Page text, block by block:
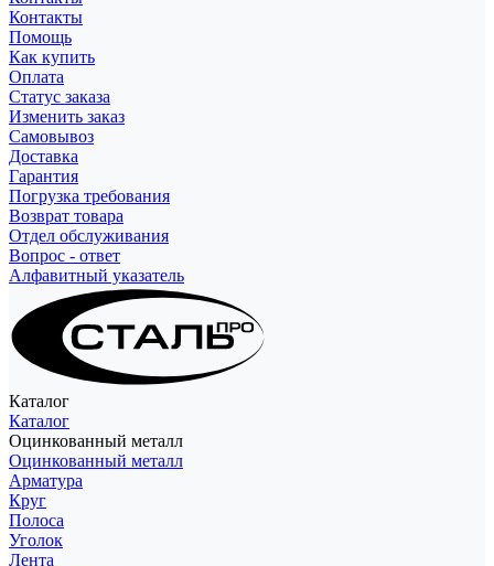
Контакты
Помощь
Как купить
Оплата
Статус заказа
Изменить заказ
Самовывоз
Доставка
Гарантия
Погрузка требования
Возврат товара
Отдел обслуживания
Вопрос - ответ
Алфавитный указатель
Каталог
Каталог
Оцинкованный металл
Оцинкованный металл
Арматура
Круг
Полоса
Уголок
Лента